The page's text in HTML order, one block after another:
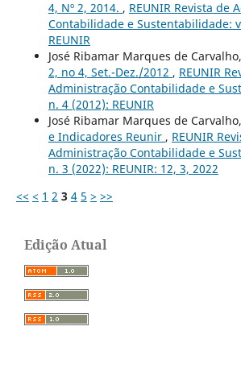
4, Nº 2, 2014. , REUNIR Revista de
Contabilidade e Sustentabilidade:
REUNIR
José Ribamar Marques de Carvalho,
2, no 4, Set.-Dez./2012 , REUNIR
Administração Contabilidade e
n. 4 (2012): REUNIR
José Ribamar Marques de Carvalho,
e Indicadores Reunir , REUNIR
Administração Contabilidade e
n. 3 (2022): REUNIR: 12, 3, 2022
<< < 1 2 3 4 5 > >>
Edição Atual